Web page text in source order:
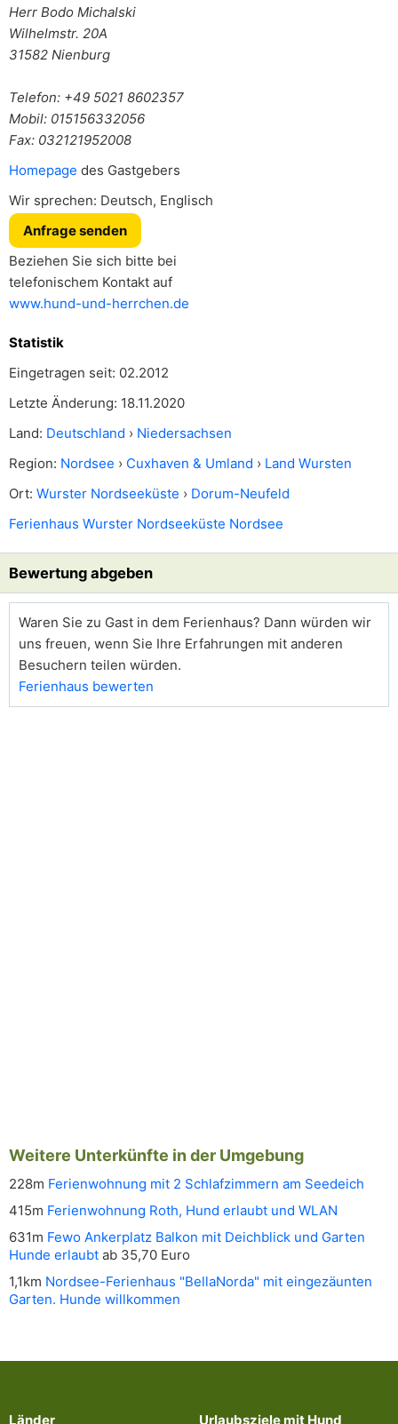
Herr Bodo Michalski
Wilhelmstr. 20A
31582 Nienburg
Telefon: +49 5021 8602357
Mobil: 015156332056
Fax: 032121952008
Homepage des Gastgebers
Wir sprechen: Deutsch, Englisch
Anfrage senden
Beziehen Sie sich bitte bei
telefonischem Kontakt auf
www.hund-und-herrchen.de
Statistik
Eingetragen seit: 02.2012
Letzte Änderung: 18.11.2020
Land: Deutschland › Niedersachsen
Region: Nordsee › Cuxhaven & Umland › Land Wursten
Ort: Wurster Nordseeküste › Dorum-Neufeld
Ferienhaus Wurster Nordseeküste Nordsee
Bewertung abgeben
Waren Sie zu Gast in dem Ferienhaus? Dann würden wir
uns freuen, wenn Sie Ihre Erfahrungen mit anderen
Besuchern teilen würden.
Ferienhaus bewerten
Weitere Unterkünfte in der Umgebung
228m Ferienwohnung mit 2 Schlafzimmern am Seedeich
415m Ferienwohnung Roth, Hund erlaubt und WLAN
631m Fewo Ankerplatz Balkon mit Deichblick und Garten
Hunde erlaubt ab 35,70 Euro
1,1km Nordsee-Ferienhaus "BellaNorda" mit eingezäunten
Garten. Hunde willkommen
Länder Urlaubsziele mit Hund